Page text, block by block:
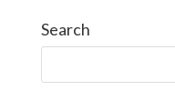
Search